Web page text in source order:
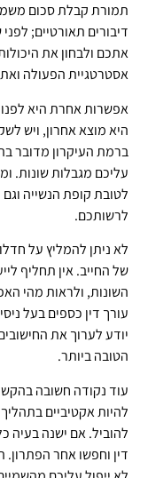
תמורת קבלת סכום
דיבורים תאורטיים;
אתכם ולבחון את
אסטרטגיית הפעולה
אפשרות אחרת היא
היא מוצא אחרון, ויש
ברמת העיקרון מדובר
עליכם מגבלות שונות.
לטובת קופת הנשייה
לרשותכם.
לא ניתן להמליץ על
של החייב. אין תחליף
השונות, ולראות מהי
עורך דין כספים בעל
יודע לערוך את
הטובה ביותר.
עוד נקודה חשובה
להיות אקטיביים
להוביל. אם ישנה בעיה
דין וחפשו אחר